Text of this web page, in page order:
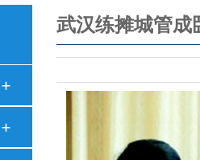
武汉练摊城管成